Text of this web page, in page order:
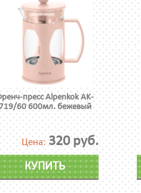
пресс Alpenkok AK-
60 600мл. бежевый
Цена: 320 руб.
КУПИТЬ